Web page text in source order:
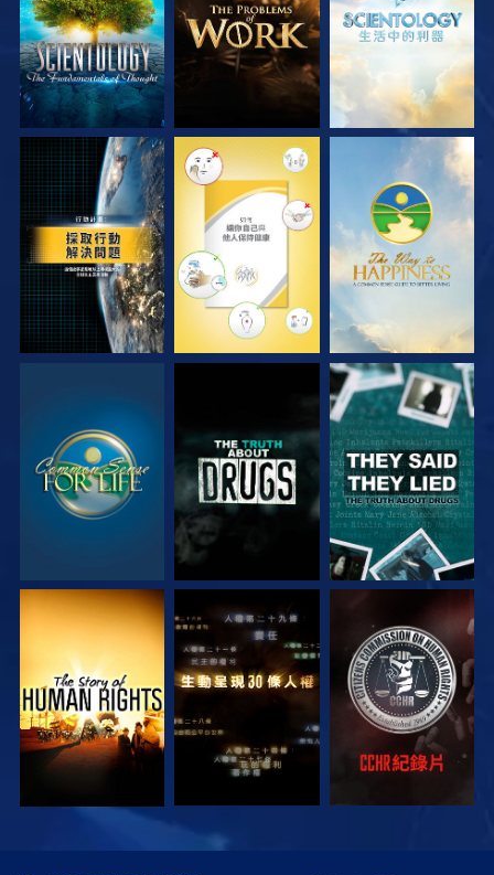
觀看 觀看 觀看
觀看 觀看 觀看
觀看 觀看 觀看